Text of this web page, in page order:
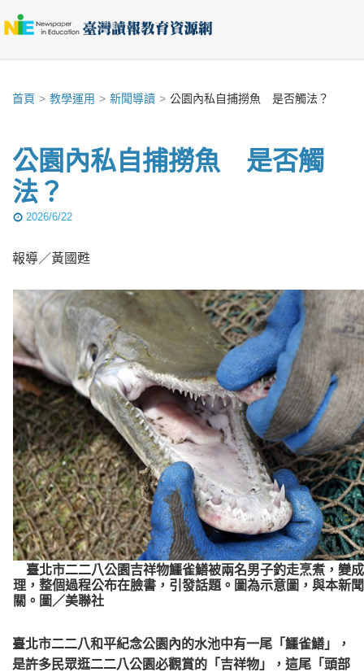
首頁 教學運用 新聞導讀 公園內私自捕撈魚 是否觸法？
公園內私自捕撈魚 是否觸
法？
2026/6/22
報導／黃國甦
臺北市二二八公園吉祥物鱷雀鱔被兩名男子釣走烹煮，變
理，整個過程公布在臉書，引發話題。圖為示意圖，與本新
關。圖／美聯社
臺北市二二八和平紀念公園內的水池中有一尾「鱷雀鱔」，
是許多民眾逛二二八公園必觀賞的「吉祥物」，這尾「頭部